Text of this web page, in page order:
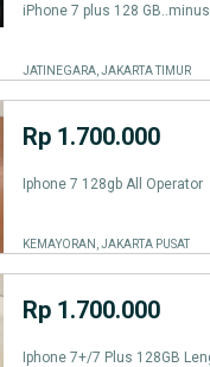
iPhone 7 plus 128 GB..minus
JATINEGARA, JAKARTA TIMUR
Rp 1.700.000
Iphone 7 128gb All Operator
KEMAYORAN, JAKARTA PUSAT
Rp 1.700.000